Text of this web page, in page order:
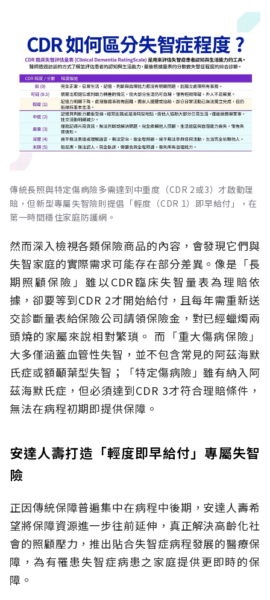
傳統長照與特定傷病險多需達到中重度（CDR 2或3）才啟動理
賠，但新型專屬失智險則提倡「輕度（CDR 1）即早給付」，在
第一時間穩住家庭防護網。
然而深入檢視各類保險商品的內容，會發現它們與
失智家庭的實際需求可能存在部分差異。像是「長
期照顧保險」雖以CDR臨床失智量表為理賠依
據，卻要等到CDR 2才開始給付，且每年需重新送
交診斷量表給保險公司請領保險金，對已經蠟燭兩
頭燒的家屬來說相對繁瑣。 而「重大傷病保險」
大多僅涵蓋血管性失智，並不包含常見的阿茲海默
氏症或額顳葉型失智；「特定傷病險」雖有納入阿
茲海默氏症，但必須達到CDR 3才符合理賠條件，
無法在病程初期即提供保障。
安達人壽打造「輕度即早給付」專屬失智
險
正因傳統保障普遍集中在病程中後期，安達人壽希
望將保障資源進一步往前延伸，真正解決高齡化社
會的照顧壓力，推出貼合失智症病程發展的醫療保
障，為有罹患失智症病患之家庭提供更即時的保
障。